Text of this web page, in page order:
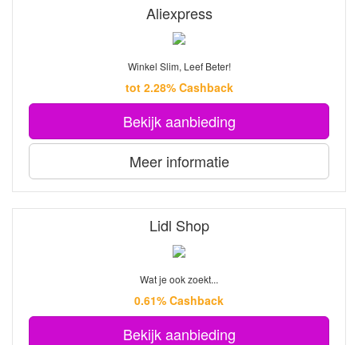
Aliexpress
Winkel Slim, Leef Beter!
tot 2.28% Cashback
Bekijk aanbieding
Meer informatie
Lidl Shop
Wat je ook zoekt...
0.61% Cashback
Bekijk aanbieding